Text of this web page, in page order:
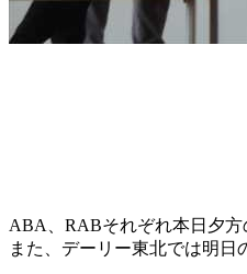
ABA、RABそれぞれ本日夕方
また、デーリー東北では明日